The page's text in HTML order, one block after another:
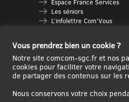
Espace France Services
Les séniors
L’infolettre Com’Vous
Vous prendrez bien un cookie ?
Notre site comcom-sgc.fr et nos
cookies pour faciliter votre
de partager des contenus sur les
Nous conservons votre choix